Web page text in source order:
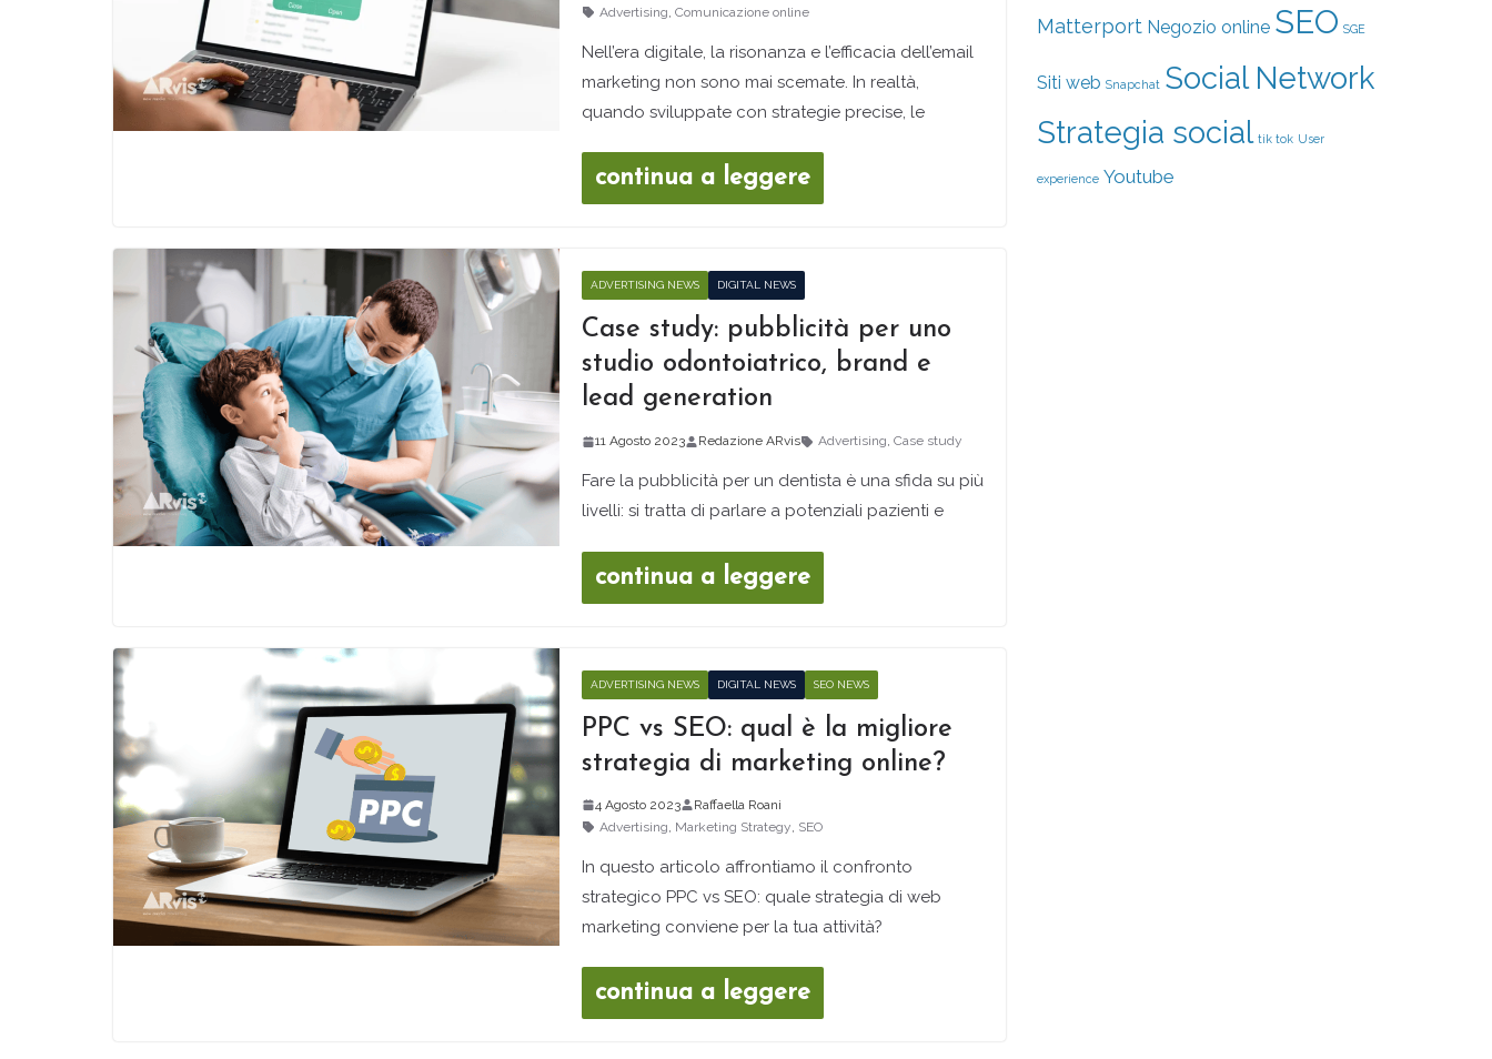
Advertising ,Comunicazione online
Nell’era digitale, la risonanza e l’efficacia dell’email
marketing non sono mai scemate. In realtà,
quando sviluppate con strategie precise, le
continua a leggere
ADVERTISING NEWS DIGITAL NEWS
Case study: pubblicità per uno
studio odontoiatrico, brand e
lead generation
11 Agosto 2023 Redazione ARvis Advertising,Case study
Fare la pubblicità per un dentista è una sfida su più
livelli: si tratta di parlare a potenziali pazienti e
continua a leggere
ADVERTISING NEWS DIGITAL NEWS SEO NEWS
PPC vs SEO: qual è la migliore
strategia di marketing online?
4 Agosto 2023
Raffaella Roani
Advertising Marketing Strategy SEO
In questo articolo affrontiamo il confronto
strategico PPC vs SEO: quale strategia di web
marketing conviene per la tua attività?
continua a leggere
Matterport Negozio online SEO SGE
Siti web Snapchat Social Network
Strategia social tik tok User
experience Youtube